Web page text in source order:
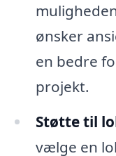
ønsker
en bedre
projekt.
Støtte til
vælge en